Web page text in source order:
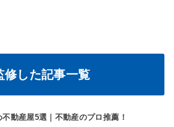
修した記事一覧
動産屋5選｜不動産のプロ推薦！